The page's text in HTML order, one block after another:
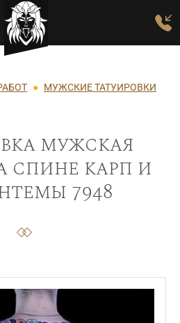
содержанию
МУЖСКИЕ ТАТУИРОВКИ
мужская
спине карп и
7948